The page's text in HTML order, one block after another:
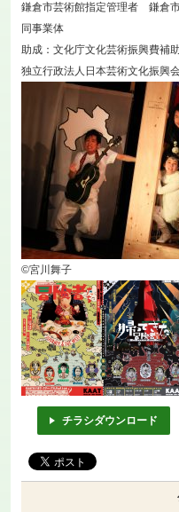
鎌倉市芸術館指定管理者 鎌倉
同事業体
助成：文化庁文化芸術振興費補
独立行政法人日本芸術文化振興
©宮川舞子
チラシダウンロード